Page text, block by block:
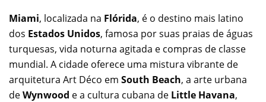
Miami, localizada na Flórida, é o destino mais latino
dos Estados Unidos, famosa por suas praias de águas
turquesas, vida noturna agitada e compras de classe
mundial. A cidade oferece uma mistura vibrante de
arquitetura Art Déco em South Beach, a arte urbana
deWynwood e a cultura cubana de Little Havana,